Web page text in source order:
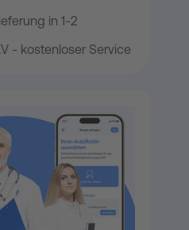
in 1-2
- kostenloser Service